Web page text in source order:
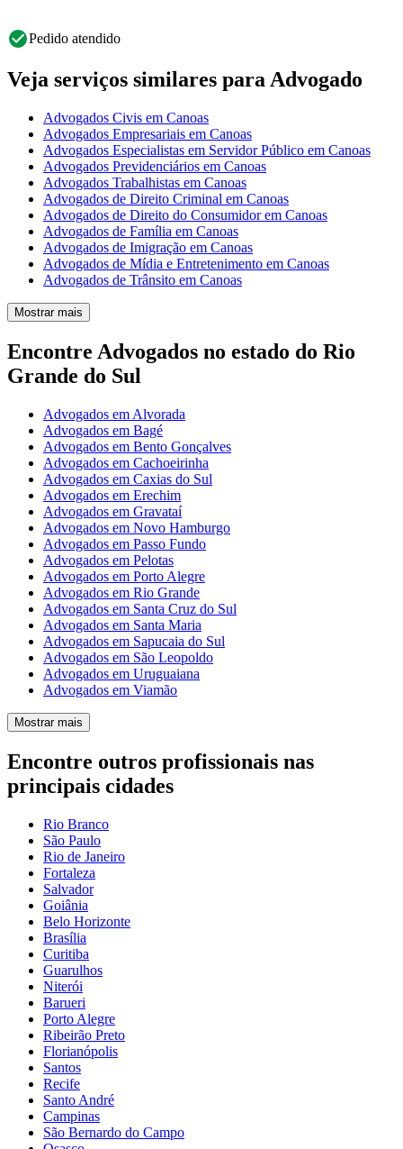
Pedido atendido
Veja serviços similares para Advogado
Advogados Civis em Canoas
Advogados Empresariais em Canoas
Advogados Especialistas em Servidor Público em Canoas
Advogados Previdenciários em Canoas
Advogados Trabalhistas em Canoas
Advogados de Direito Criminal em Canoas
Advogados de Direito do Consumidor em Canoas
Advogados de Família em Canoas
Advogados de Imigração em Canoas
Advogados de Mídia e Entretenimento em Canoas
Advogados de Trânsito em Canoas
Mostrar mais
Encontre Advogados no estado do Rio
Grande do Sul
Advogados em Alvorada
Advogados em Bagé
Advogados em Bento Gonçalves
Advogados em Cachoeirinha
Advogados em Caxias do Sul
Advogados em Erechim
Advogados em Gravataí
Advogados em Novo Hamburgo
Advogados em Passo Fundo
Advogados em Pelotas
Advogados em Porto Alegre
Advogados em Rio Grande
Advogados em Santa Cruz do Sul
Advogados em Santa Maria
Advogados em Sapucaia do Sul
Advogados em São Leopoldo
Advogados em Uruguaiana
Advogados em Viamão
Mostrar mais
Encontre outros profissionais nas
principais cidades
Rio Branco
São Paulo
Rio de Janeiro
Fortaleza
Salvador
Goiânia
Belo Horizonte
Brasília
Curitiba
Guarulhos
Niterói
Barueri
Porto Alegre
Ribeirão Preto
Florianópolis
Santos
Recife
Santo André
Campinas
São Bernardo do Campo